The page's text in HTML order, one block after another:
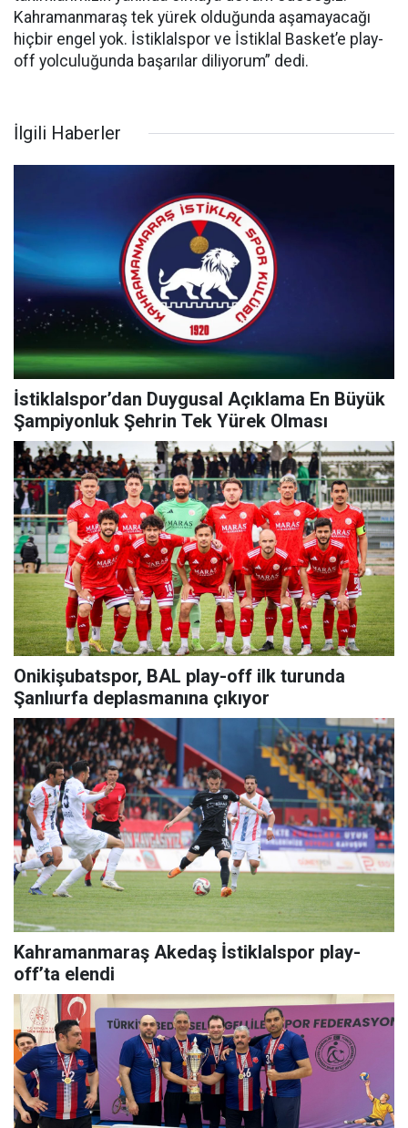
Kahramanmaraş tek yürek olduğunda aşamayacağı
hiçbir engel yok. İstiklalspor ve İstiklal Basket’e play-
off yolculuğunda başarılar diliyorum” dedi.
İlgili Haberler
İstiklalspor’dan Duygusal Açıklama En Büyük
Şampiyonluk Şehrin Tek Yürek Olması
Onikişubatspor, BAL play-off ilk turunda
Şanlıurfa deplasmanına çıkıyor
Kahramanmaraş Akedaş İstiklalspor play-
off’ta elendi